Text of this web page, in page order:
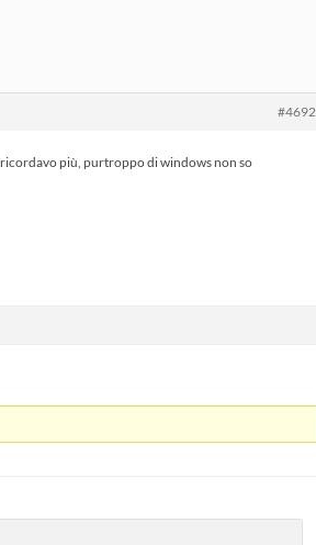
#4692
ricordavo più, purtroppo di windows non so